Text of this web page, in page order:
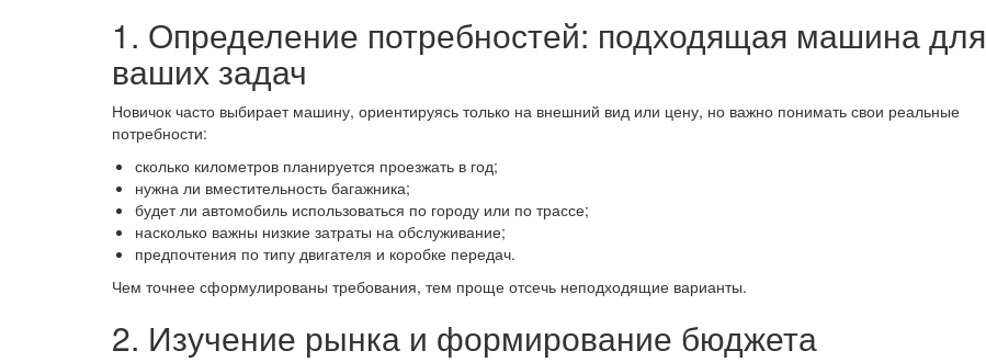
1. Определение потребностей: подходящая машина для
ваших задач
Новичок часто выбирает машину, ориентируясь только на внешний вид или цену, но важно понимать свои реальные
потребности:
сколько километров планируется проезжать в год;
нужна ли вместительность багажника;
будет ли автомобиль использоваться по городу или по трассе;
насколько важны низкие затраты на обслуживание;
предпочтения по типу двигателя и коробке передач.
Чем точнее сформулированы требования, тем проще отсечь неподходящие варианты.
2. Изучение рынка и формирование бюджета